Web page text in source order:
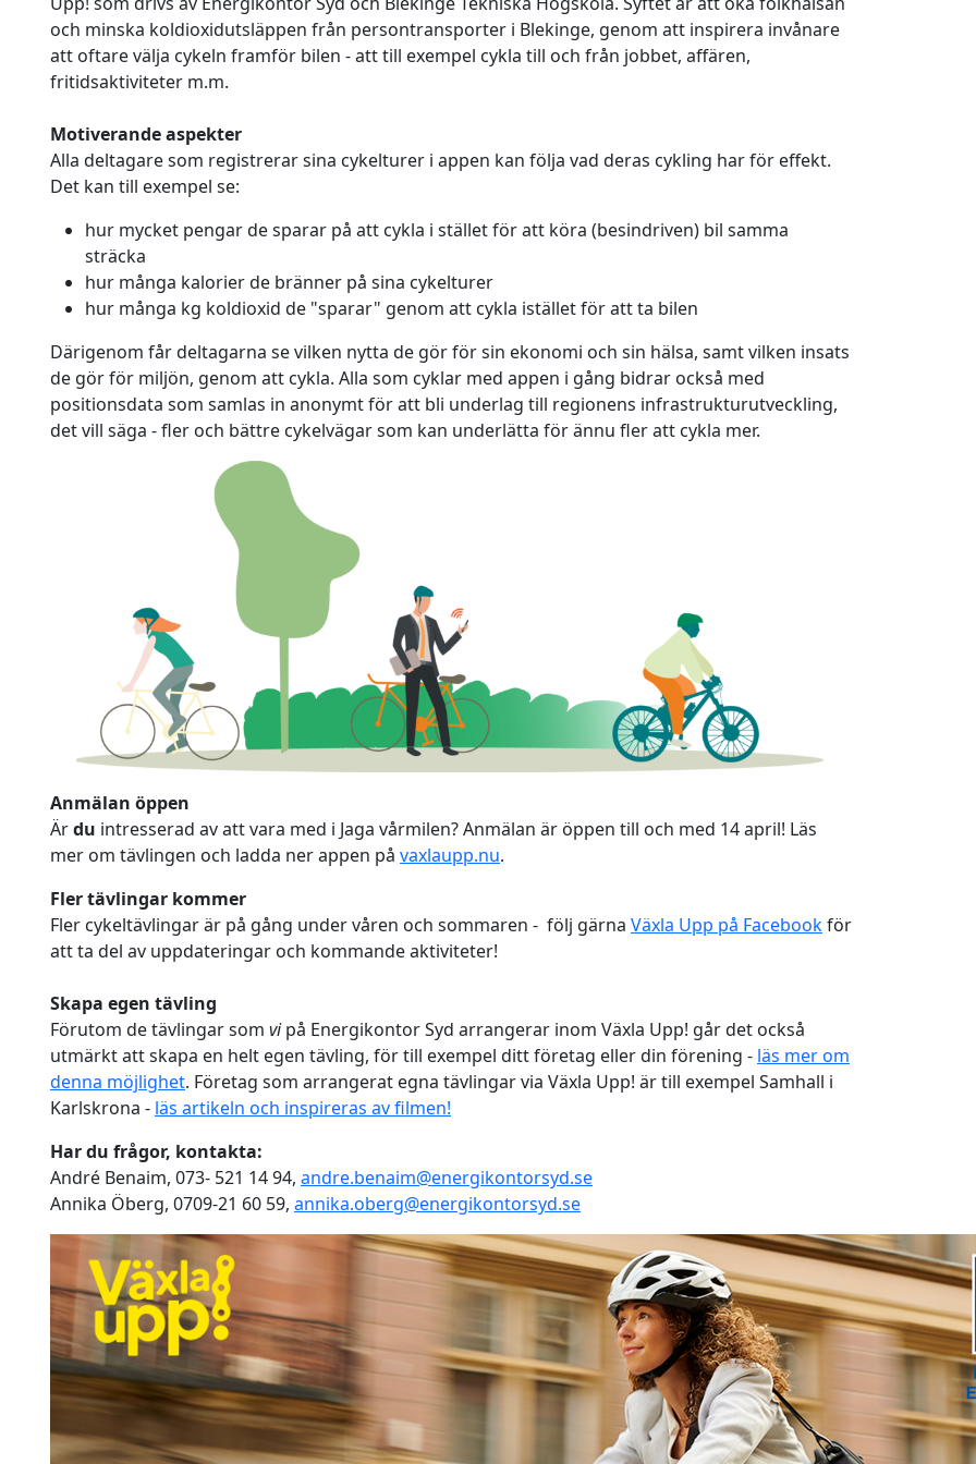
och minska koldioxidutsläppen från persontransporter i Blekinge, genom att inspirera invånare
att oftare välja cykeln framför bilen - att till exempel cykla till och från jobbet, affären,
fritidsaktiviteter m.m.
Motiverande aspekter
Alla deltagare som registrerar sina cykelturer i appen kan följa vad deras cykling har för effekt.
Det kan till exempel se:
hur mycket pengar de sparar på att cykla i stället för att köra (besindriven) bil samma
sträcka
hur många kalorier de bränner på sina cykelturer
hur många kg koldioxid de "sparar" genom att cykla istället för att ta bilen
Därigenom får deltagarna se vilken nytta de gör för sin ekonomi och sin hälsa, samt vilken insats
de gör för miljön, genom att cykla. Alla som cyklar med appen i gång bidrar också med
positionsdata som samlas in anonymt för att bli underlag till regionens infrastrukturutveckling,
det vill säga - fler och bättre cykelvägar som kan underlätta för ännu fler att cykla mer.
Anmälan öppen
Ärdu intresserad av att vara med i Jaga vårmilen? Anmälan är öppen till och med 14 april! Läs
mer om tävlingen och ladda ner appen på vaxlaupp.nu.
Fler tävlingar kommer
Fler cykeltävlingar är på gång under våren och sommaren - följ gärna Växla Upp på Facebookför
att ta del av uppdateringar och kommande aktiviteter!
Skapa egen tävling
Förutom de tävlingar som vipå Energikontor Syd arrangerar inom Växla Upp! går det också
utmärkt att skapa en helt egen tävling, för till exempel ditt företag eller din förening - läs mer om
denna möjlighet. Företag som arrangerat egna tävlingar via Växla Upp! är till exempel Samhall i
Karlskrona - läs artikeln och inspireras av filmen!
Har du frågor, kontakta:
André Benaim, 073- 521 14 94, andre.benaim@energikontorsyd.se
Annika Öberg, 0709-21 60 59, annika.oberg@energikontorsyd.se